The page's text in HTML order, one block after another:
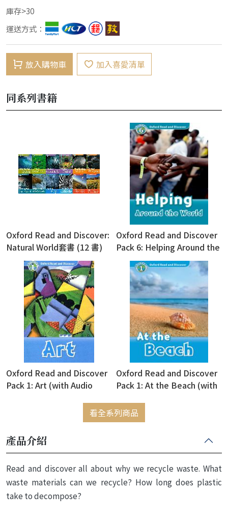
庫存>30
運送方式：
放入購物車 加入喜愛清單
同系列書籍
Oxford Read and Discover:
Natural World套書 (12 書)
Oxford Read and Discover
Pack 6: Helping Around the
World (with Audio
Download Access Code)
Oxford Read and Discover
Pack 1: Art (with Audio
Oxford Read and Discover
Pack 1: At the Beach (with
Code)
看全系列商品
產品介紹
Read and discover all about why we recycle waste. What
waste materials can we recycle? How long does plastic
take to decompose?